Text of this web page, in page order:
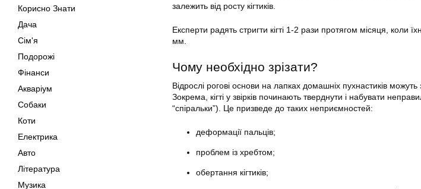
Корисно Знати
Дача
Сім'я
Подорожі
Фінанси
Акваріум
Собаки
Коти
Електрика
Авто
Література
Музика
залежить від росту кігтиків.
Експерти радять стригти кігті 1-2 рази протягом місяця, коли
мм.
Чому необхідно зрізати?
Відрослі рогові основи на лапках домашніх пухнастиків
Зокрема, кігті у звірків починають тверднути і набувати
“спіральки”). Це призведе до таких неприємностей:
деформації пальців;
проблем із хребтом;
обертання кігтиків;